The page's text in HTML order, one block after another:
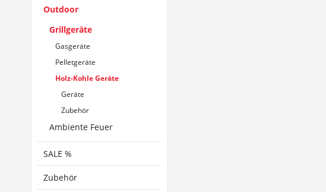
Outdoor
Grillgeräte
Gasgeräte
Pelletgeräte
Holz-Kohle Geräte
Geräte
Zubehör
Ambiente Feuer
SALE %
Zubehör